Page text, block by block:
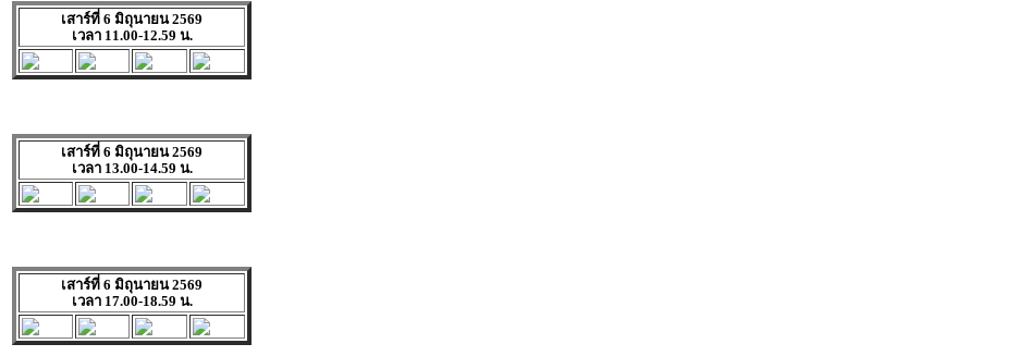
เสาร์ที่ 6 มิถุนายน 2569
เวลา 11.00-12.59 น.
เสาร์ที่ 6 มิถุนายน 2569
เวลา 13.00-14.59 น.
เสาร์ที่ 6 มิถุนายน 2569
เวลา 17.00-18.59 น.